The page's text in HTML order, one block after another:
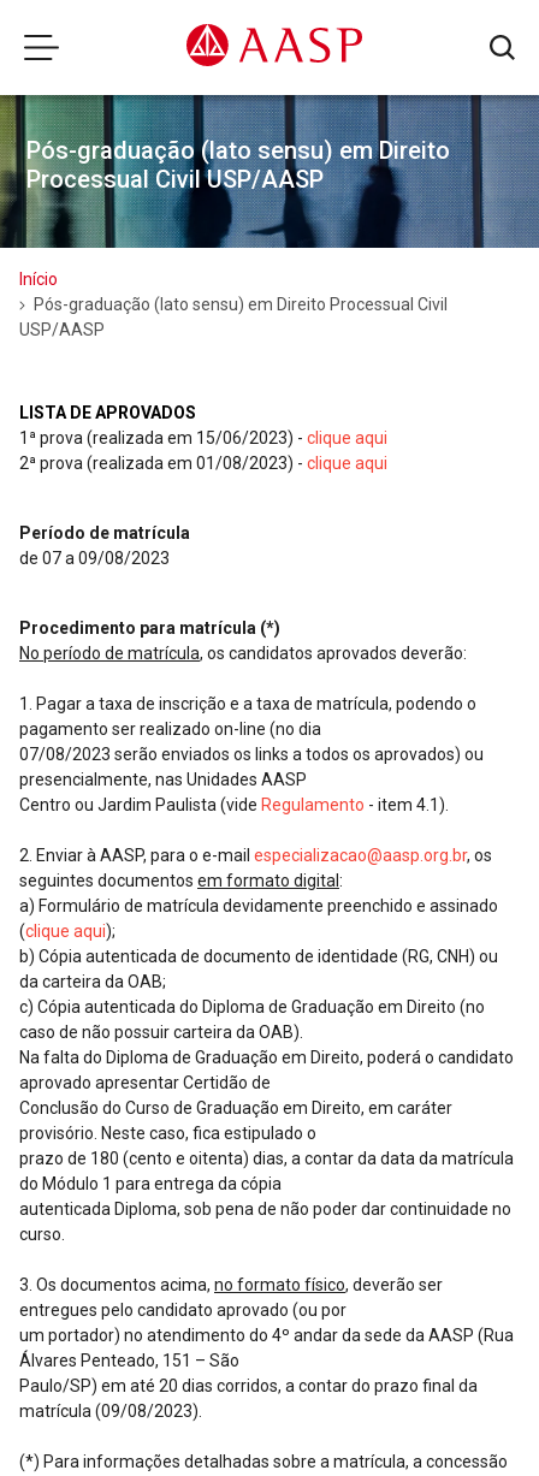
Pós-graduação (lato sensu) em Direito
Processual Civil USP/AASP
Início
Pós-graduação (lato sensu) em Direito Processual Civil
USP/AASP
LISTA DE APROVADOS
1ª prova (realizada em 15/06/2023) - clique aqui
2ª prova (realizada em 01/08/2023) - clique aqui
Período de matrícula
de 07 a 09/08/2023
Procedimento para matrícula (*)
No período de matrícula, os candidatos aprovados deverão:
1. Pagar a taxa de inscrição e a taxa de matrícula, podendo o
pagamento ser realizado on-line (no dia
07/08/2023 serão enviados os links a todos os aprovados) ou
presencialmente, nas Unidades AASP
Centro ou Jardim Paulista (vide Regulamento - item 4.1).
2. Enviar à AASP, para o e-mail especializacao@aasp.org.br, os
seguintes documentos em formato digital :
a) Formulário de matrícula devidamente preenchido e assinado
(clique aqui);
b) Cópia autenticada de documento de identidade (RG, CNH) ou
da carteira da OAB;
c) Cópia autenticada do Diploma de Graduação em Direito (no
caso de não possuir carteira da OAB).
Na falta do Diploma de Graduação em Direito, poderá o candidato
aprovado apresentar Certidão de
Conclusão do Curso de Graduação em Direito, em caráter
provisório. Neste caso, fica estipulado o
prazo de 180 (cento e oitenta) dias, a contar da data da matrícula
do Módulo 1 para entrega da cópia
autenticada Diploma, sob pena de não poder dar continuidade no
curso.
3. Os documentos acima, no formato físico, deverão ser
entregues pelo candidato aprovado (ou por
um portador) no atendimento do 4º andar da sede da AASP (Rua
Álvares Penteado, 151 – São
Paulo/SP) em até 20 dias corridos, a contar do prazo final da
matrícula (09/08/2023).
(*) Para informações detalhadas sobre a matrícula, a concessão